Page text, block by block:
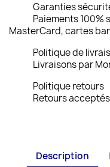
Garanties
Paiements 100%
MasterCard, cartes
Politique de
Livraisons par
Politique retours
Retours
Description